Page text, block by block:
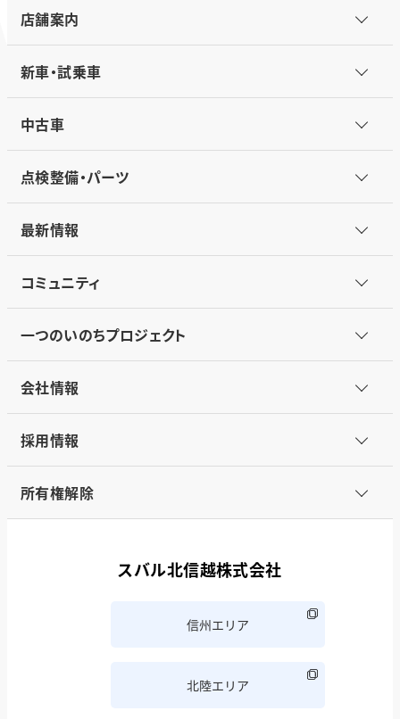
店舗案内
新車・試乗車
中古車
点検整備・パーツ
最新情報
コミュニティ
一つのいのちプロジェクト
会社情報
採用情報
所有権解除
スバル北信越株式会社
信州エリア
北陸エリア